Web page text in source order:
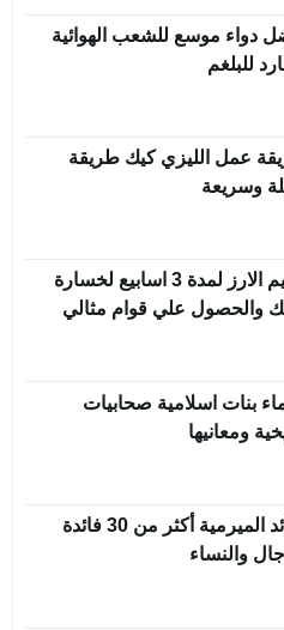
دواء موسع للشعب الهوائية
للبلغم
عمل الليزي كيك طريقة
وسريعة
رجيم الارز لمدة 3 اسابيع لخسارة
والحصول علي قوام مثالي
بنات اسلامية صحابيات
ومعانيها
فوائد الميرمية أكثر من 30 فائدة
والنساء